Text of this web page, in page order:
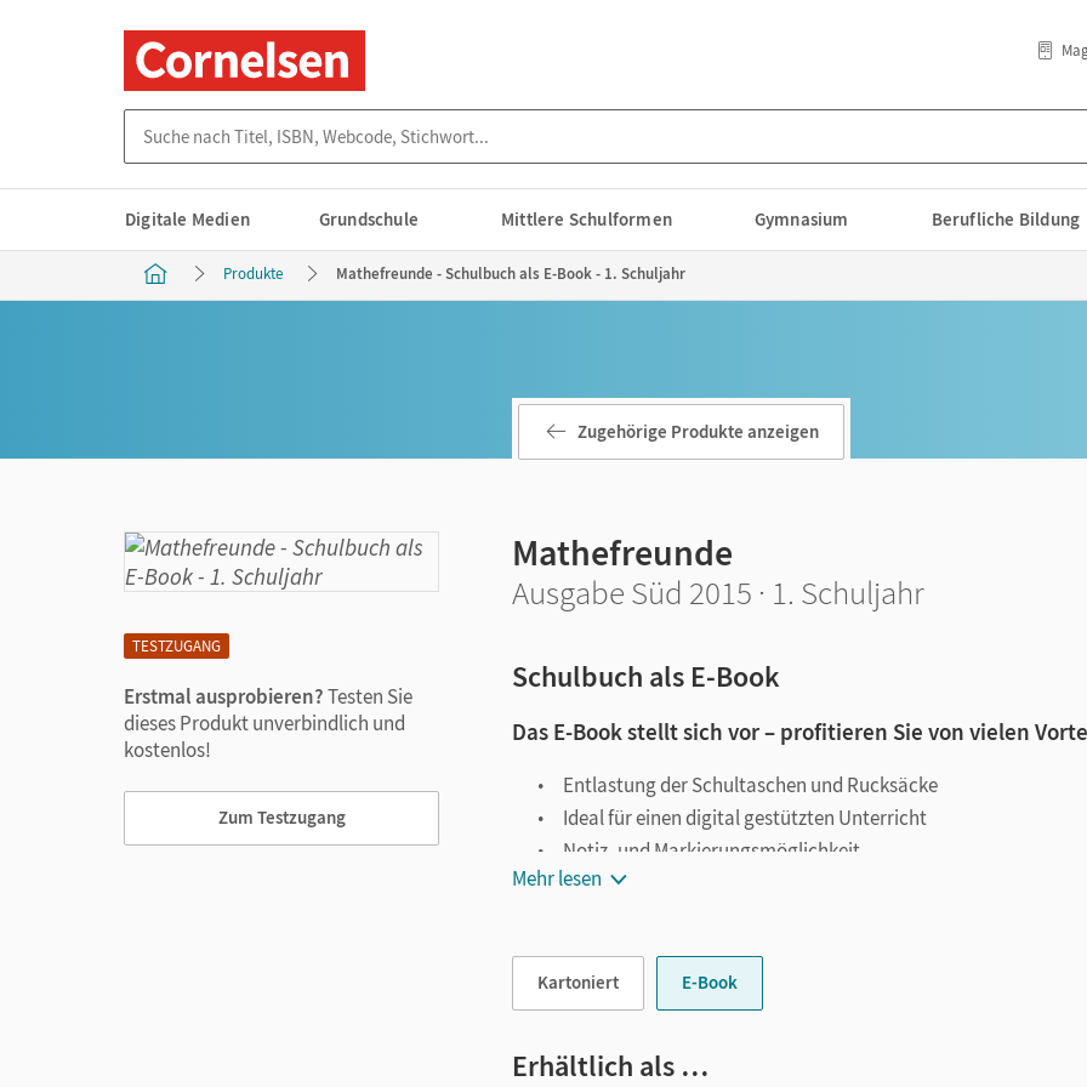
Digitale Medien Grundschule Mittlere Schulformen Gymnasium Berufliche Bildung
Produkte Mathefreunde - Schulbuch als E-Book - 1. Schuljahr
TESTZUGANG
Erstmal ausprobieren?Testen Sie
dieses Produkt unverbindlich und
kostenlos!
Zum Testzugang
Zugehörige Produkte anzeigen
Mathefreunde
Ausgabe Süd 2015 · 1. Schuljahr
Schulbuch als E-Book
Das E-Book stellt sich vor – profitieren Sie von vielen
Entlastung der Schultaschen und Rucksäcke
Ideal für einen digital gestützten Unterricht
Notiz- und Markierungsmöglichkeit
Jederzeit unkompliziert verfügbar
Notizen erstellen
Text ergänzen
Mehr lesen
Kartoniert E-Book
Erhältlich als …